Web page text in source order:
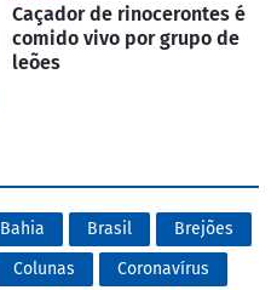
Caçador de rinocerontes é
comido vivo por grupo de
leões
Bahia Brasil
Brejões
Colunas
Coronavírus